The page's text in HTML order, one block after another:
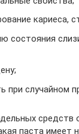
кариеса,
состояния
при случайном
средств
паста имеет